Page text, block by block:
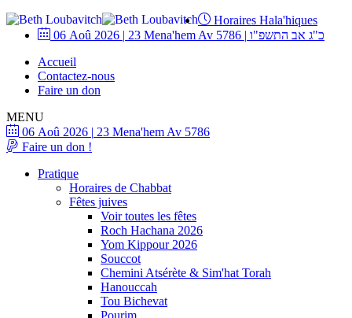
Horaires Hala'hiques
06 Aoû 2026 | 23 Mena'hem Av 5786 | כ"ג אב התשפ"ו
Accueil
Contactez-nous
Faire un don
MENU
06 Aoû 2026 | 23 Mena'hem Av 5786
Faire un don !
Pratique
Horaires de Chabbat
Fêtes juives
Voir toutes les fêtes
Roch Hachana 2026
Yom Kippour 2026
Souccot
Chemini Atsérète & Sim'hat Torah
Hanouccah
Tou Bichevat
Pourim